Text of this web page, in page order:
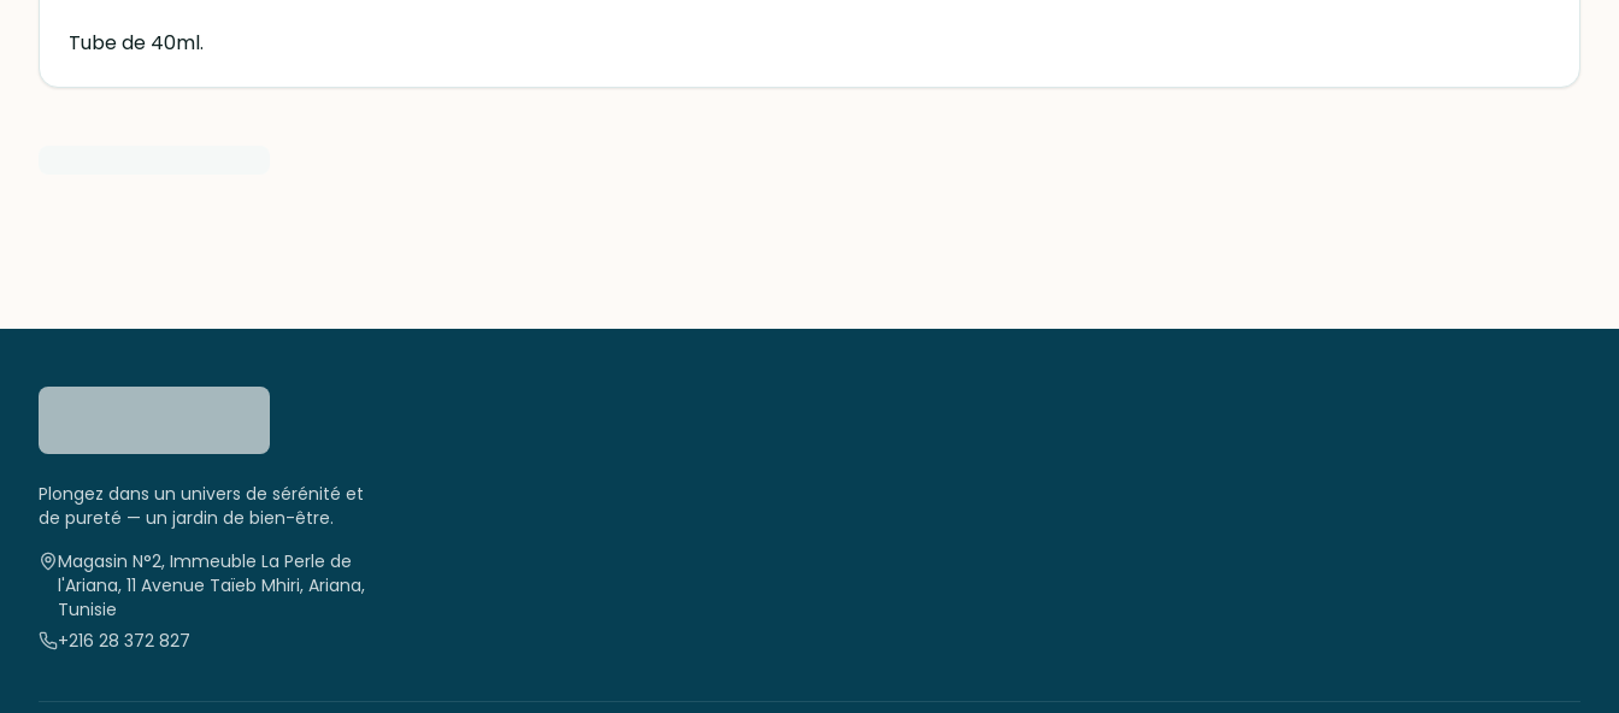
Plongez dans un univers de sérénité et
de pureté — un jardin de bien-être.
Magasin N°2, Immeuble La Perle de
l'Ariana, 11 Avenue Taïeb Mhiri, Ariana,
Tunisie
+216 28 372 827